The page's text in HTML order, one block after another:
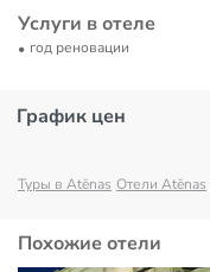
Услуги в отеле
год реновации
График цен
Туры в Atēnas Отели Atēnas
Похожие отели